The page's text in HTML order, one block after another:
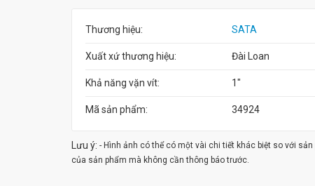
Thương hiệu: SATA
Xuất xứ thương hiệu: Đài Loan
Khả năng vặn vít: 1"
Mã sản phẩm: 34924
Lưu ý: - Hình ảnh có thể có một vài chi tiết khác biệt so với
của sản phẩm mà không cần thông báo trước.